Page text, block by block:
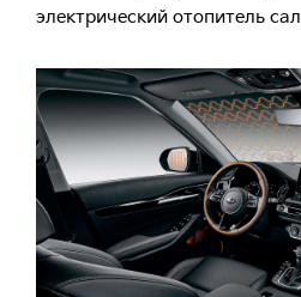
электрический отопитель